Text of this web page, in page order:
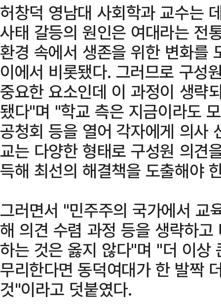
허창덕 영남대 사회학과 교수는
사태 갈등의 원인은 여대라는 전
환경 속에서 생존을 위한 변화를
이에서 비롯됐다. 그러므로 구성
중요한 요소인데 이 과정이 생략
됐다"며 "학교 측은 지금이라도
공청회 등을 열어 각자에게 의사
교는 다양한 형태로 구성원 의견
득해 최선의 해결책을 도출해야
그러면서 "민주주의 국가에서 교
해 의견 수렴 과정 등을 생략하
하는 것은 옳지 않다"며 "더 이상
무리한다면 동덕여대가 한 발짝
것"이라고 덧붙였다.